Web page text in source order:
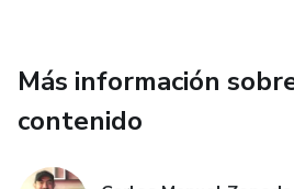
Más información
contenido